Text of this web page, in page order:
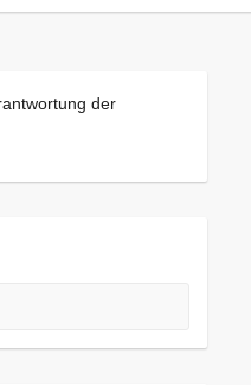
organisieren den
der